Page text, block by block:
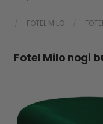
FOTEL MILO
Fotel Milo nogi